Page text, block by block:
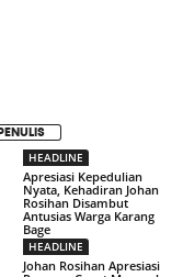
HEADLINE
Apresiasi Kepedulian
Nyata, Kehadiran Johan
Rosihan Disambut
Antusias Warga Karang
Bage
HEADLINE
Johan Rosihan Apresiasi